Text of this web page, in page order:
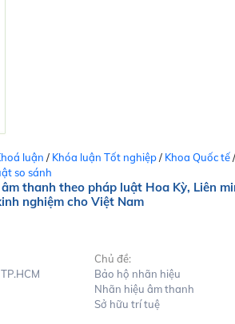
luận / Khóa luận Tốt nghiệp/ Khoa Quốc tế/
so sánh
thanh theo pháp luật Hoa Kỳ, Liên
nghiệm cho Việt Nam
Chủ đề:
Bảo hộ nhãn hiệu
Nhãn hiệu âm thanh
Sở hữu trí tuệ